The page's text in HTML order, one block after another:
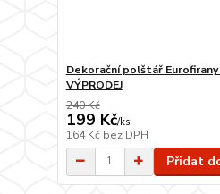
Dekorační polštář
VÝPRODEJ
240 Kč
199 Kč/ks
164 Kč bez DPH
Přidat